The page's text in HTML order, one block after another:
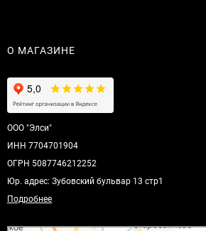
О МАГАЗИНЕ
ООО "Элси"
ИНН 7704701904
ОГРН 5087746212252
Юр. адрес: Зубовский бульвар 13 стр1
Подробнее